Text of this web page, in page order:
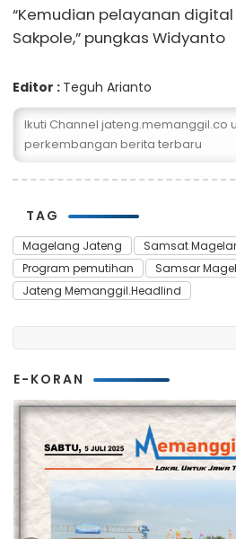
“Kemudian pelayanan
Sakpole,” pungkas Widyanto
Editor : Teguh Arianto
Ikuti Channel jateng.memanggil.co
perkembangan berita terbaru
TAG
Magelang Jateng Samsat
Program pemutihan
Samsar
Jateng Memanggil.Headlind
E-KORAN